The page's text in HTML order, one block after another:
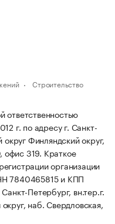
Строительство
ответственностью
г. по адресу г. Санкт-
Финляндский округ,
офис 319. Краткое
организации
7840465815 и КПП
Петербург, вн.тер.г.
наб. Свердловская,